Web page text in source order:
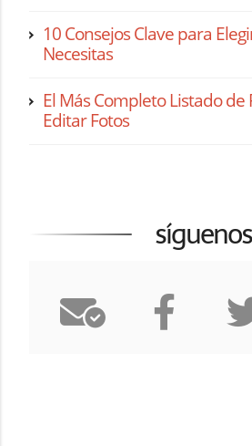
10 Consejos Clave para
Necesitas
El Más Completo Listado
Editar Fotos
síguenos